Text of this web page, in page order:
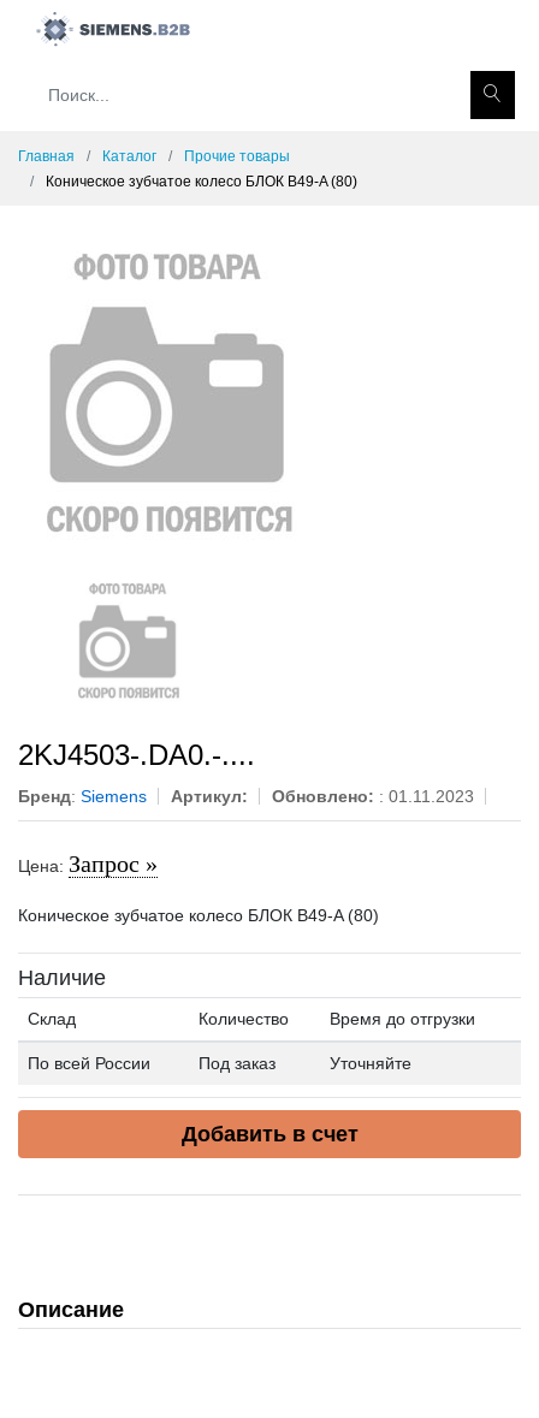
Главная Каталог
Прочие товары
Коническое зубчатое колесо БЛОК B49-A (80)
2KJ4503-.DA0.-....
Бренд: Siemens Артикул: Обновлено: : 01.11.2023
Цена: Запрос »
Коническое зубчатое колесо БЛОК B49-A (80)
Наличие
Склад Количество Время до отгрузки
По всей России Под заказ Уточняйте
Добавить в счет
Описание